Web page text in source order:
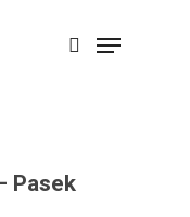
search
Menu
Pasek